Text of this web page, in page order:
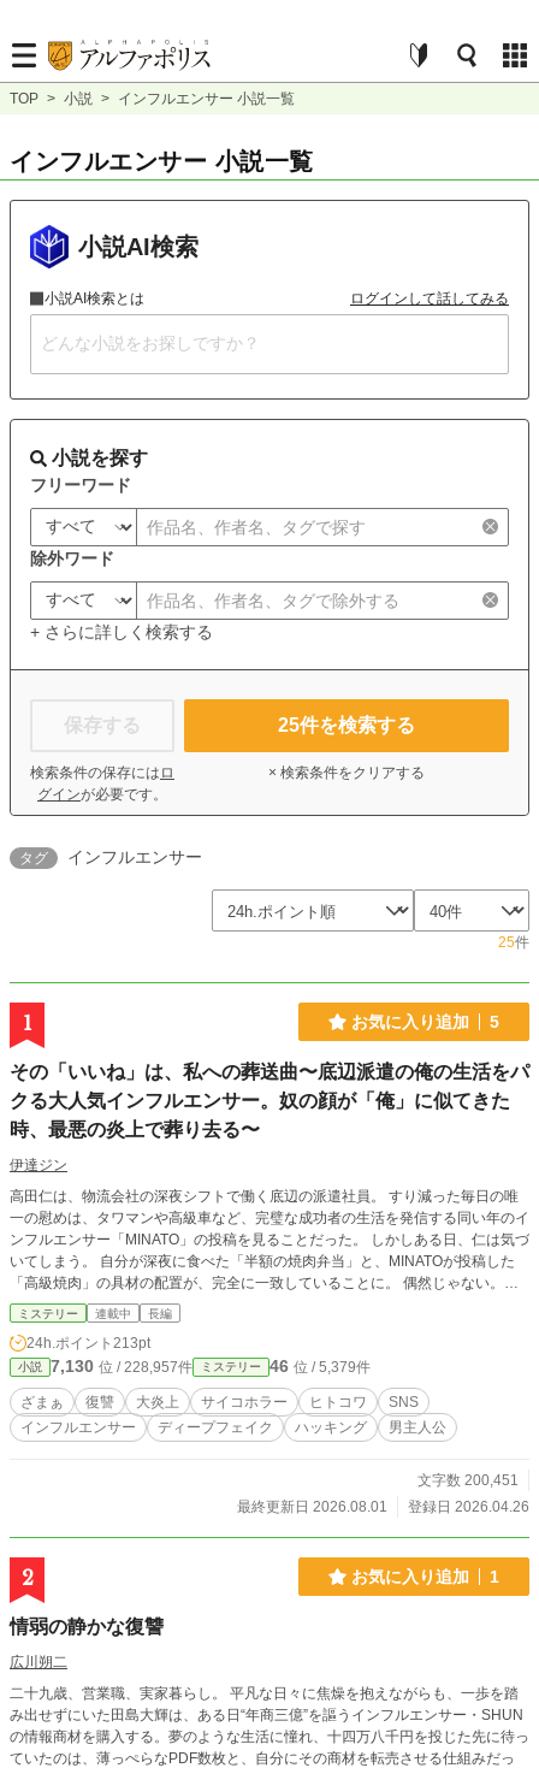
TOP > 小説 > インフルエンサー 小説一覧
インフルエンサー 小説一覧
小説AI検索
小説AI検索とは ログインして話してみる
小説を探す
フリーワード
除外ワード
+ さらに詳しく検索する
保存する
検索条件の保存には ロ
グインが必要です。
25件を検索する
× 検索条件をクリアする
タグ インフルエンサー
25件
1 お気に入り追加 5
その「いいね」は、私への葬送曲〜底辺派遣の俺の生活をパ
クる大人気インフルエンサー。奴の顔が「俺」に似てきた
時、最悪の炎上で葬り去る〜
伊達ジン
高田仁は、物流会社の深夜シフトで働く底辺の派遣社員。 すり減った毎日の唯
一の慰めは、タワマンや高級車など、完璧な成功者の生活を発信する同い年のイ
ンフルエンサー「MINATO」の投稿を見ることだった。 しかしある日、仁は気づ
いてしまう。 自分が深夜に食べた「半額の焼肉弁当」と、MINATOが投稿した
「高級焼肉」の具材の配置が、完全に一致していることに。 偶然じゃない。作
業着の汚れはヴィンテージシャツの柄に加工され、路地裏の風景はエモい絶景ス
ポットとして、俺の惨めな生活が「成功者の日常」としてパクられていく。 や
がて、画面の中のMINATOの輪郭や無精髭が、気味が悪いほど「俺」に似てきて
――。 「俺の人生が、乗っ取られる……？」 恐怖に怯える仁だったが、高度な
サイバー技術を持つ同僚の外国人美女や、SNSの裏側を知り尽くした情報屋た
ちとの出会いをきっかけに、反撃を決意する。 底辺で培った執念とデータ処理
能力を武器に、MINATOの「作られた虚像」を解体していく仁。 そして迎えた、
の大炎上で葬り去るまでの逆転劇。
ミステリー 連載中 長編
24h.ポイント 213pt
小説 7,130 位 / 228,957件 ミステリー 46 位 / 5,379件
ざまぁ 復讐 大炎上 サイコホラー ヒトコワ
SNS
インフルエンサー
ディープフェイク ハッキング 男主人公
文字数 200,451
最終更新日 2026.08.01
登録日 2026.04.26
2 お気に入り追加 1
情弱の静かな復讐
広川朔二
二十九歳、営業職、実家暮らし。 平凡な日々に焦燥を抱えながらも、一歩を踏
み出せずにいた田島大輝は、ある日“年商三億”を謳うインフルエンサー・SHUN
の情報商材を購入する。夢のような生活に憧れ、十四万八千円を投じた先に待っ
ていたのは、薄っぺらなPDF数枚と、自分にその商材を転売させる仕組みだっ